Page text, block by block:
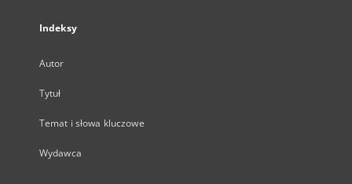
Indeksy
Autor
Tytuł
Temat i słowa kluczowe
Wydawca